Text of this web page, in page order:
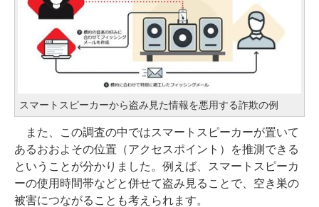
スマートスピーカーから盗み見た情報を悪用する詐欺の例
また、この調査の中ではスマートスピーカーが置いて
あるおおよその位置（アクセスポイント）を推測できる
ということが分かりました。例えば、スマートスピーカ
ーの使用時間帯などと併せて盗み見ることで、空き巣の
被害につながることも考えられます。